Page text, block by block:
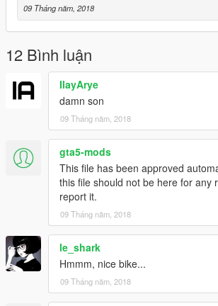
09 Tháng năm, 2018
12 Bình luận
IlayArye
damn son
09 Tháng năm, 2018
gta5-mods
This file has been approved
this file should not be here for any
report it.
09 Tháng năm, 2018
le_shark
Hmmm, nice bike...
09 Tháng năm, 2018